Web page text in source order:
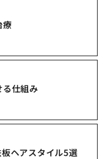
療
仕組み
ヘアスタイル5選